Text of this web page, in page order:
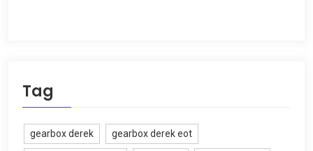
Tag
gearbox derek gearbox derek eot